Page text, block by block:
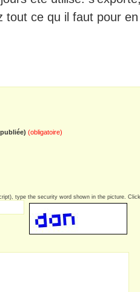
tout ce qu il faut pour
(obligatoire)
type the security word shown in the picture.